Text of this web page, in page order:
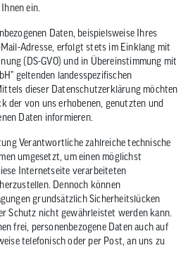
können
Touch-
und
ein.
Daten, beispielsweise Ihres
Adresse, erfolgt stets im Einklang mit
(DS-GVO) und in Übereinstimmung mit
geltenden landesspezifischen
dieser Datenschutzerklärung möchten
der von uns erhobenen, genutzten und
Daten informieren.
Verantwortliche zahlreiche technische
umgesetzt, um einen möglichst
Internetseite verarbeiteten
Dennoch können
grundsätzlich Sicherheitslücken
Schutz nicht gewährleistet werden kann.
frei, personenbezogene Daten auch auf
telefonisch oder per Post, an uns zu